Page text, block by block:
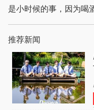
是小时候的事，因为喝
推荐新闻